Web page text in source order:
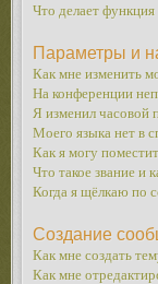
Что делает
Параметры и
Как мне изменить
На конференции
Я изменил часовой
Моего языка нет в
Как я могу
Что такое звание и
Когда я щёлкаю по
Создание
Как мне создать
Как мне